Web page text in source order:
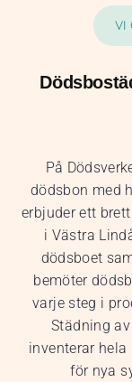
VI
På
dödsbon med
erbjuder ett
i Västra
dödsboet
bemöter
varje steg i
Städning
inventerar
för nya